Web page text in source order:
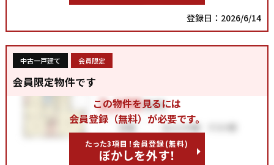
登録日：2026/6/14
中古一戸建て 会員限定
会員限定物件です
この物件を見るには
会員登録（無料）が必要です。
たった3項目！会員登録(無料)
ぼかしを外す！